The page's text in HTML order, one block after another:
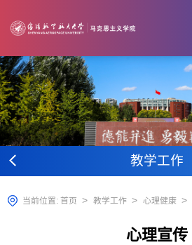
教学工作
当前位置: 首页 > 教学工作 > 心理健康 >
心理宣传